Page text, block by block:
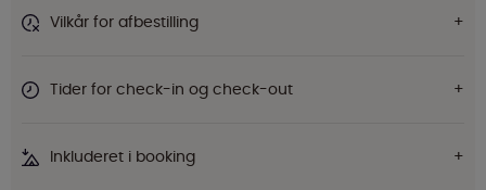
Vilkår for afbestilling
Tider for check-in og check-out
Inkluderet i booking